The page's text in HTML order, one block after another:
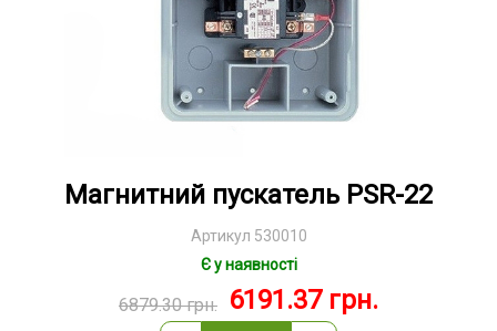
Магнитний пускатель PSR-22
Артикул 530010
Є у наявності
6879.30грн. 6191.37 грн.